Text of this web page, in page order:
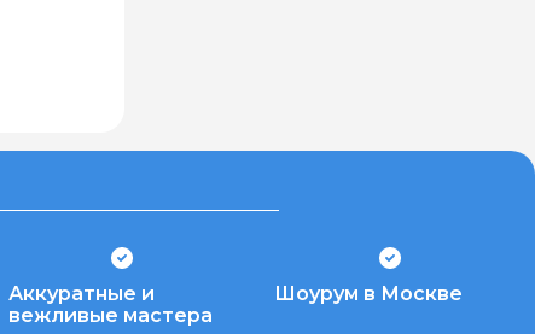
Аккуратные и
вежливые мастера
Шоурум в Москве